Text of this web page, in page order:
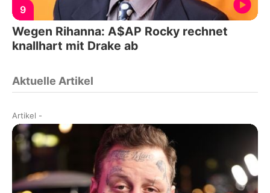
9
Wegen Rihanna: A$AP Rocky rechnet
knallhart mit Drake ab
Aktuelle Artikel
Artikel -